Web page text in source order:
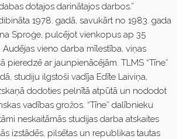
dotajos darinātajos darbos.”
1978. gadā, savukārt no 1983. gada
Sproģe, pulcējot vienkopus ap 35
vieno darba mīlestība, viņas
pieredzē ar jaunpienācējām. TLMS “Tīne”
studiju ilgstoši vadīja Edīte Laiviņa,
dodoties pelnītā atpūtā un nododot
vadības grožos. “Tīne” dalībnieku
neskaitāmās studijas darba atskaites
izstādēs, pilsētas un republikas tautas